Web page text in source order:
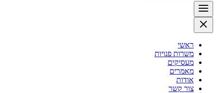
ראשי
משרות פנויות
מעסיקים
מאמרים
אודות
צור קשר